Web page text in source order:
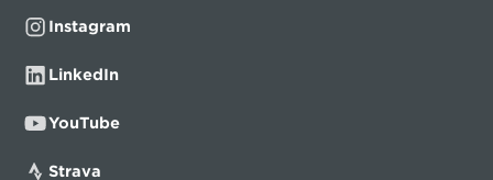
Instagram
LinkedIn
YouTube
Strava